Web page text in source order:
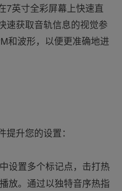
7英寸全彩屏幕上快速直
速获取音轨信息的视觉参
和波形，以便更准确地进
升您的设置：
设置多个标记点，击打热
放。通过以独特音序热指